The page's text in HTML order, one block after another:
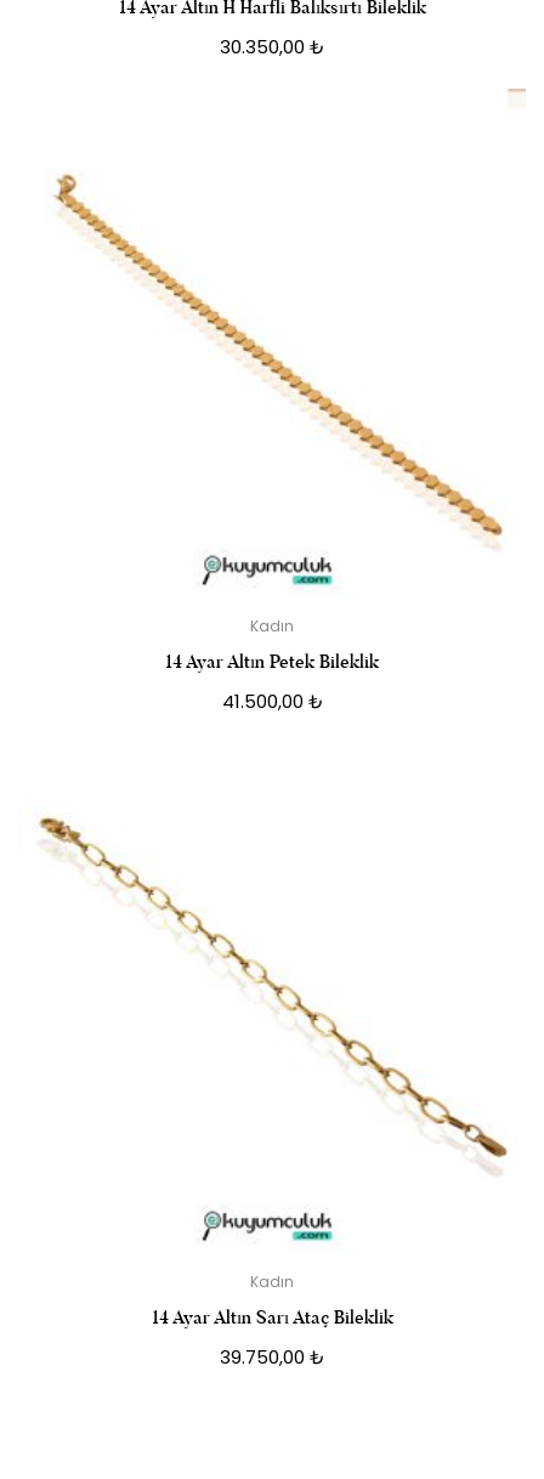
14 Ayar Altın H Harfli Balıksırtı Bileklik
30.350,00 ₺
Kadın
14 Ayar Altın Petek Bileklik
41.500,00 ₺
Kadın
14 Ayar Altın Sarı Ataç Bileklik
39.750,00 ₺